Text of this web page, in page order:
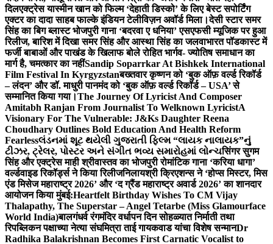
दिलएक्ट्रेस यास्मीन खान को फिल्म ‘देहाती डिस्को’ के लिए बेस्ट सपोर्टिंग
एक्टर का दादा साहब फाल्के इंडियन टेलीविज़न अवॉर्ड मिला।देसी स्टार समर
सिंह का बिग ब्लास्ट भोजपुरी गाना ‘बदरवा ए धनिया’ एसएफसी म्यूजिक पर हुआ
रिलीज, बारिश में दिखा समर सिंह और आस्था सिंह का जलवाभारत पॉडकास्ट में
फर्जी बाबाओं और पाखंड के खिलाफ बोले रोहित भार्गव- ज्योतिष समाधान का
मार्ग है, चमत्कार का नहींSandip Soparrkar At Bishkek International
Film Festival In Kyrgyzstanबख्तवार कृष्णन को ‘बुक ऑफ़ वर्ल्ड रिकॉर्ड
– लंदन’ और डॉ. माधुरी पानमंद को ‘बुक ऑफ़ वर्ल्ड रिकॉर्ड – USA’ से
सम्मानित किया गया।The Journey Of Lyricist And Composer
Amitabh Ranjan From Journalist To Welknown LyricistA
Visionary For The Vulnerable: J&Ks Daughter Reena
Choudhary Outlines Bold Education And Health Reform
Fearlessલંડનમાં શૂટ થયેલી ગુજરાતી ફિલ્મ “લાયક નાલાયક”નું
ટીઝર, ટ્રેલર, પોસ્ટર અને સંગીત ભવ્ય સમારોહમાં લોન્ચसिंगर सुगम
सिंह और एक्ट्रेस माही श्रीवास्तव का भोजपुरी रोमांटिक गाना ‘करिया धागा’
वर्ल्डवाइड रिकॉर्ड्स ने किया रिलीजनिलायश्री क्रिएशन्स ने ‘होप्स मिस्टर, मिस
एंड मिसेज महाराष्ट्र 2026’ और ‘द ग्रैंड महाराष्ट्र अवार्ड 2026’ का शानदार
आयोजन किया मुंबई:Heartfelt Birthday Wishes To CM Vijay
Thalapathy, The Superstar – Angel Tetarbe (Miss Glamourface
World India)बालगंधर्व रंगमंदिर वर्धापन दिन सोहळ्यात निर्माती तथा
रिपब्लिकन पक्षाच्या नेत्या संघमित्रा ताई गायकवाड यांचा विशेष सन्मानDr
Radhika Balakrishnan Becomes First Carnatic Vocalist to